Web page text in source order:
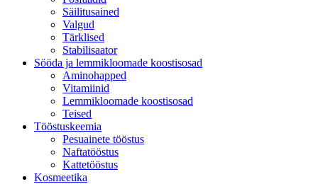
Säilitusained
Valgud
Tärklised
Stabilisaator
Sööda ja lemmikloomade koostisosad
Aminohapped
Vitamiinid
Lemmikloomade koostisosad
Teised
Tööstuskeemia
Pesuainete tööstus
Naftatööstus
Kattetööstus
Kosmeetika